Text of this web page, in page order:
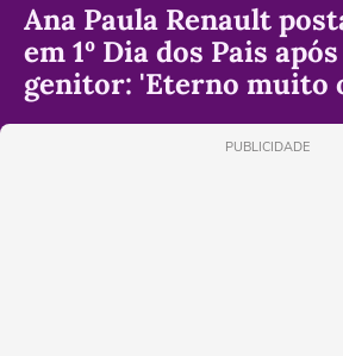
Ana Paula Renault
em 1º Dia dos Pais
genitor: 'Eterno muito
PUBLICIDADE